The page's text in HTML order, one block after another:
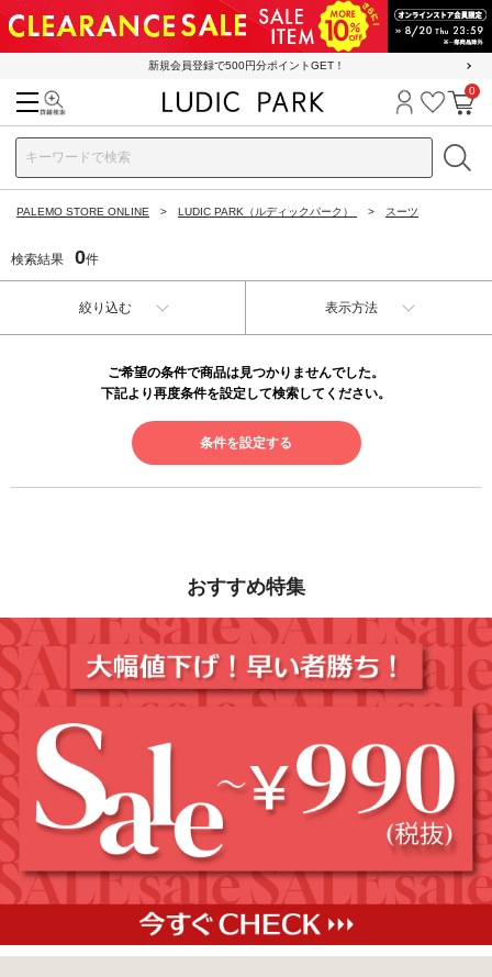
新規会員登録で500円分ポイントGET！
ログイン
お気に
カ
0
PALEMO STORE ONLINE LUDIC PARK（ルディックパーク） スーツ
検索結果 0件
絞り込む 表示方法
ご希望の条件で商品は見つかりませんでした。
下記より再度条件を設定して検索してください。
条件を設定する
おすすめ特集